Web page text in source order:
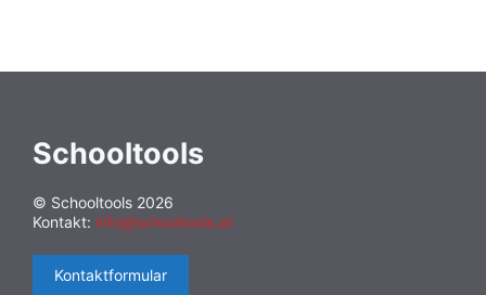
Schooltools
© Schooltools 2026
Kontakt: info@schooltools.at
Kontaktformular